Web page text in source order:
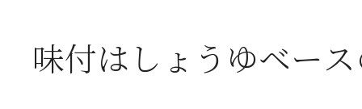
味付はしょうゆベー